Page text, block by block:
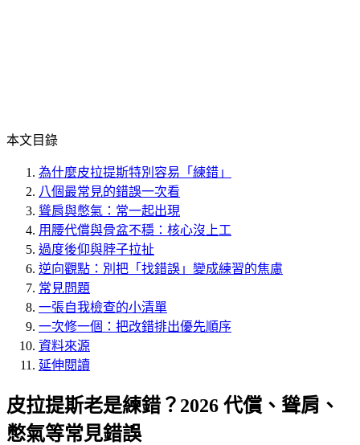
本文目錄
為什麼皮拉提斯特別容易「練錯」
八個最常見的錯誤一次看
聳肩與憋氣：常一起出現
用腰代償與骨盆不穩：核心沒上工
過度後仰與脖子拉扯
逆向觀點：別把「找錯誤」變成練習的焦慮
常見問題
一張自我檢查的小清單
一次修一個：把改錯排出優先順序
資料來源
延伸閱讀
皮拉提斯老是練錯？2026 代償、聳肩、
憋氣等常見錯誤